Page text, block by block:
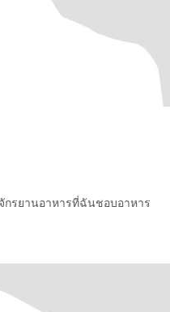
กรยานอาหารที่ฉันชอบอาหาร